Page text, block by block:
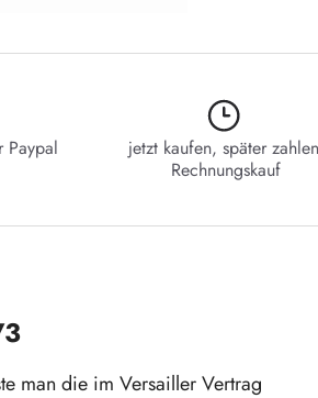
Paypal
jetzt kaufen, später
Rechnungskauf
man die im Versailler Vertrag